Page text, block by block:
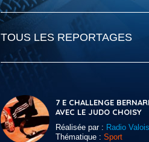
TOUS LES REPORTAGES
7 E CHALLENGE
AVEC LE JUDO CHOISY
Réalisée par : Radio
Thématique : Sport